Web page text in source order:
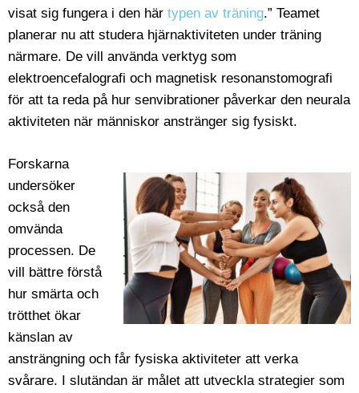
visat sig fungera i den här typen av träning.” Teamet
planerar nu att studera hjärnaktiviteten under träning
närmare. De vill använda verktyg som
elektroencefalografi och magnetisk resonanstomografi
för att ta reda på hur senvibrationer påverkar den neurala
aktiviteten när människor anstränger sig fysiskt.
Forskarna
undersöker
också den
omvända
processen. De
vill bättre förstå
hur smärta och
trötthet ökar
känslan av
ansträngning och får fysiska aktiviteter att verka
svårare. I slutändan är målet att utveckla strategier som